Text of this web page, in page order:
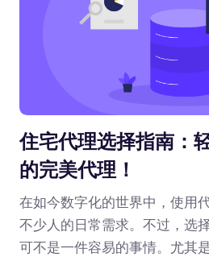
住宅代理选择指南：
的完美代理！
在如今数字化的世界中，使用
不少人的日常需求。不过，选
可不是一件容易的事情。尤其